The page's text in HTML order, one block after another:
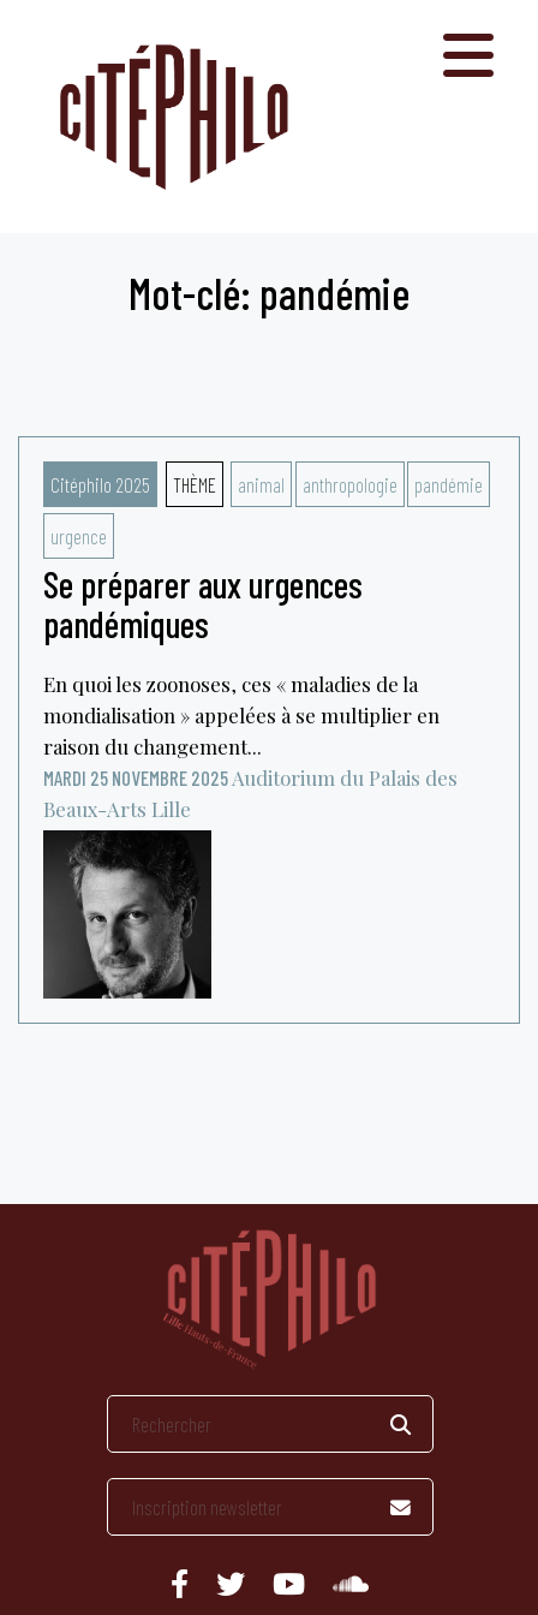
Mot-clé: pandémie
Citéphilo 2025 THÈME animal anthropologie pandémie
urgence
Se préparer aux urgences
pandémiques
En quoi les zoonoses, ces « maladies de la
mondialisation » appelées à se multiplier en
raison du changement...
MARDI 25 NOVEMBRE 2025 Auditorium du Palais des
Beaux-Arts Lille